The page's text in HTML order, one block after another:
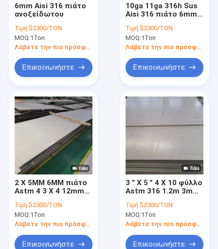
6mm Aisi 316 πιάτο
ανοξείδωτου
Τιμή:$2300/TON
MOQ:1Ton
Λάβετε την πιο πρόσφατη τιμή
Επικοινωνήστε
10ga 11ga 316h Sus
Aisi 316 πιάτο 6mm
ανοξείδωτου NO.1
πλάτος
Τιμή:$2300/TON
MOQ:1Ton
Επικοινωνήστε
2 X 5MM 6MM πιάτο
Astm 4 3 X 4 12mm
201 316 304
Τιμή:$2300/TON
MOQ:1Ton
Λάβετε την πιο πρόσφατη τιμή
Επικοινωνήστε
3 " Χ 5 " 4 X 10 φύλλο
Astm 316 1.2m 3m
2mm 3mm που
διατρυπιούνται
Τιμή:$2300/TON
MOQ:1Ton
Λάβετε την πιο πρόσφατη τιμή
Επικοινωνήστε